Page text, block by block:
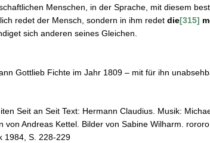
Menschen, in der Sprache, mit diesem
redet der Mensch, sondern in ihm redet die[315]
sich anderen seines Gleichen.
Gottlieb Fichte im Jahr 1809 – mit für ihn
Seit an Seit Text: Hermann Claudius. Musik:
von Andreas Kettel. Bilder von Sabine Wilharm.
1984, S. 228-229